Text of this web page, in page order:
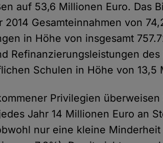
auf 53,6 Millionen Euro. Das
Gesamteinnahmen von
in Höhe von insgesamt
Refinanzierungsleistungen des
Schulen in Höhe von 13,5
Privilegien überweisen
Jahr 14 Millionen Euro an
nur eine kleine